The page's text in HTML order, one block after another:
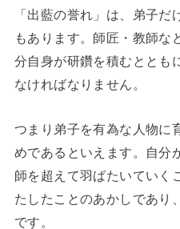
「出藍の誉れ」は、弟子
もあります。師匠・教師な
分自身が研鑽を積むととも
なければなりません。
つまり弟子を有為な人物に
めであるといえます。自分
師を超えて羽ばたいていく
たしたことのあかしであり
です。